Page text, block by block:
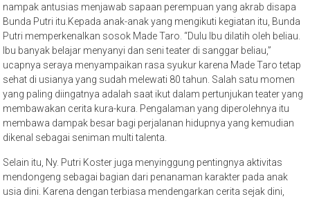
nampak antusias menjawab sapaan perempuan yang akrab disapa
Bunda Putri itu.Kepada anak-anak yang mengikuti kegiatan itu, Bunda
Putri memperkenalkan sosok Made Taro. “Dulu Ibu dilatih oleh beliau.
Ibu banyak belajar menyanyi dan seni teater di sanggar beliau,”
ucapnya seraya menyampaikan rasa syukur karena Made Taro tetap
sehat di usianya yang sudah melewati 80 tahun. Salah satu momen
yang paling diingatnya adalah saat ikut dalam pertunjukan teater yang
membawakan cerita kura-kura. Pengalaman yang diperolehnya itu
membawa dampak besar bagi perjalanan hidupnya yang kemudian
dikenal sebagai seniman multi talenta.
Selain itu, Ny. Putri Koster juga menyinggung pentingnya aktivitas
mendongeng sebagai bagian dari penanaman karakter pada anak
usia dini. Karena dengan terbiasa mendengarkan cerita sejak dini,